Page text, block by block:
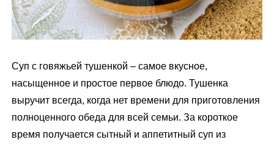
Суп с говяжьей тушенкой – самое вкусное,
насыщенное и простое первое блюдо. Тушенка
выручит всегда, когда нет времени для приготовления
полноценного обеда для всей семьи. За короткое
время получается сытный и аппетитный суп из